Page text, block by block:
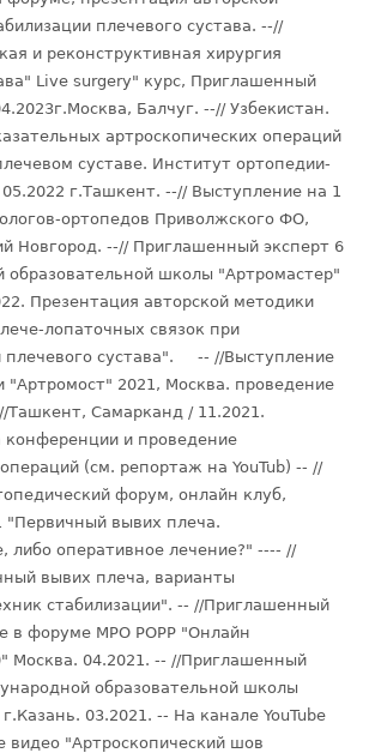
плечевого сустава. --//
и реконструктивная хирургия
Live surgery" курс, Приглашенный
Балчуг. --// Узбекистан.
артроскопических операций
суставе. Институт ортопедии-
г.Ташкент. --// Выступление на 1
ортопедов Приволжского ФО,
Новгород. --// Приглашенный эксперт 6
школы "Артромастер"
Презентация авторской методики
лопаточных связок при
плечевого сустава". -- //Выступление
"Артромост" 2021, Москва. проведение
Ташкент, Самарканд / 11.2021.
конференции и проведение
(см. репортаж на YouTub) -- //
форум, онлайн клуб,
"Первичный вывих плеча.
либо оперативное лечение?" ---- //
вывих плеча, варианты
стабилизации". -- //Приглашенный
в форуме МРО РОРР "Онлайн
Москва. 04.2021. -- //Приглашенный
образовательной школы
03.2021. -- На канале YouTube
видео "Артроскопический шов